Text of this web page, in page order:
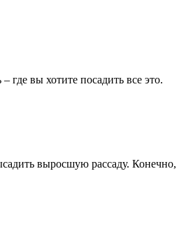
где вы хотите посадить все это.
выросшую рассаду. Конечно,